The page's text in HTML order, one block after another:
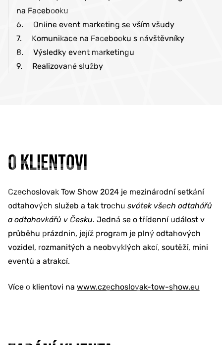
na Facebooku
6.
Online event marketing se vším všudy
7.
Komunikace na Facebooku s návštěvníky
8.
Výsledky event marketingu
9.
Realizované služby
O KLIENTOVI
Czechoslovak Tow Show 2024 je mezinárodní setkání
odtahových služeb a tak trochu svátek všech odtahářů
a odtahovkářů v Česku. Jedná se o třídenní událost v
průběhu prázdnin, jejíž program je plný odtahových
vozidel, rozmanitých a neobvyklých akcí, soutěží, mini
eventů a atrakcí.
Více o klientovi na www.czechoslovak-tow-show.eu